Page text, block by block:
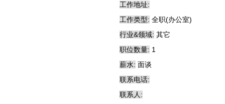
工作地址:
工作类型: 全职(办公室)
行业&领域: 其它
职位数量: 1
薪水: 面谈
联系电话:
联系人: